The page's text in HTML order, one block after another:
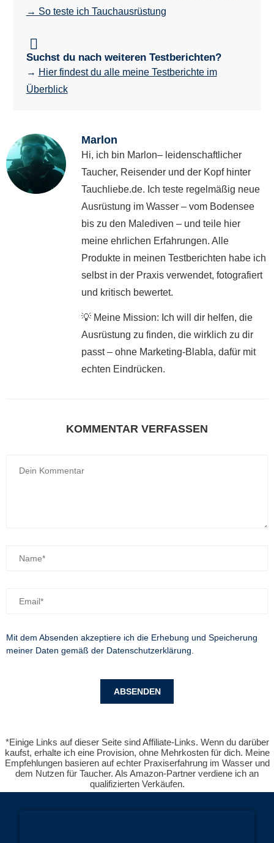
→ So teste ich Tauchausrüstung
Suchst du nach weiteren Testberichten?
→ Hier findest du alle meine Testberichte im
Überblick
Marlon
Hi, ich bin Marlon– leidenschaftlicher
Taucher, Reisender und der Kopf hinter
Tauchliebe.de. Ich teste regelmäßig neue
Ausrüstung im Wasser – vom Bodensee
bis zu den Malediven – und teile hier
meine ehrlichen Erfahrungen. Alle
Produkte in meinen Testberichten habe ich
selbst in der Praxis verwendet, fotografiert
und kritisch bewertet.
💡 Meine Mission: Ich will dir helfen, die
Ausrüstung zu finden, die wirklich zu dir
passt – ohne Marketing-Blabla, dafür mit
echten Eindrücken.
KOMMENTAR VERFASSEN
Mit dem Absenden akzeptiere ich die Erhebung und Speicherung
meiner Daten gemäß der Datenschutzerklärung
*Einige Links auf dieser Seite sind Affiliate-Links. Wenn du darüber
kaufst, erhalte ich eine Provision, ohne Mehrkosten für dich. Meine
Empfehlungen basieren auf echter Praxiserfahrung im Wasser und
dem Nutzen für Taucher. Als Amazon-Partner verdiene ich an
qualifizierten Verkäufen.